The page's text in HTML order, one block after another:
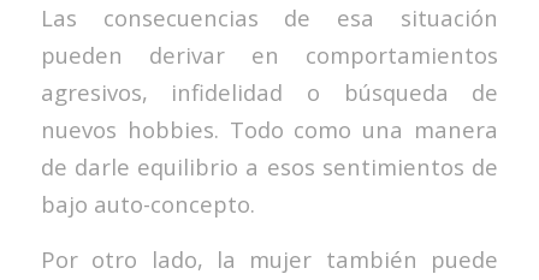
Las consecuencias de esa situación
pueden derivar en comportamientos
agresivos, infidelidad o búsqueda de
nuevos hobbies. Todo como una manera
de darle equilibrio a esos sentimientos de
bajo auto-concepto.
Por otro lado, la mujer también puede